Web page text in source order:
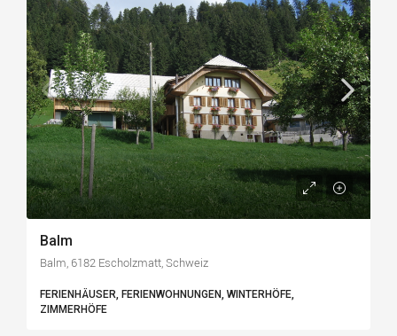
Balm
Balm, 6182 Escholzmatt, Schweiz
FERIENHÄUSER, FERIENWOHNUNGEN, WINTERHÖFE,
ZIMMERHÖFE